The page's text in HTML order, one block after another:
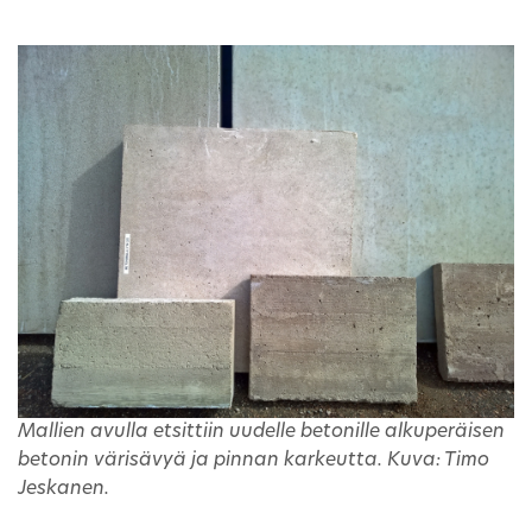
Mallien avulla etsittiin uudelle betonille alkuperäisen
betonin värisävyä ja pinnan karkeutta. Kuva: Timo
Jeskanen.